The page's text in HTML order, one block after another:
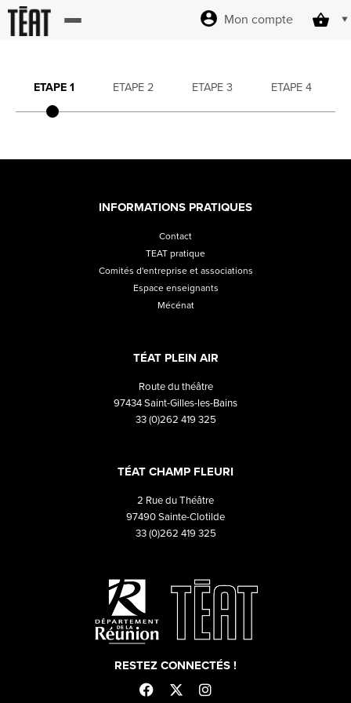
vos billets
Mon compte
ETAPE 1 ETAPE 2 ETAPE 3 ETAPE 4
RESTEZ CONNECTÉS !
TÉAT CHAMP FLEURI
2 Rue du Théâtre
97490 Sainte-Clotilde
33 (0)262 419 325
TÉAT PLEIN AIR
Route du théâtre
97434 Saint-Gilles-les-Bains
33 (0)262 419 325
INFORMATIONS PRATIQUES
Contact
TEAT pratique
Comités d'entreprise et associations
Espace enseignants
Mécénat